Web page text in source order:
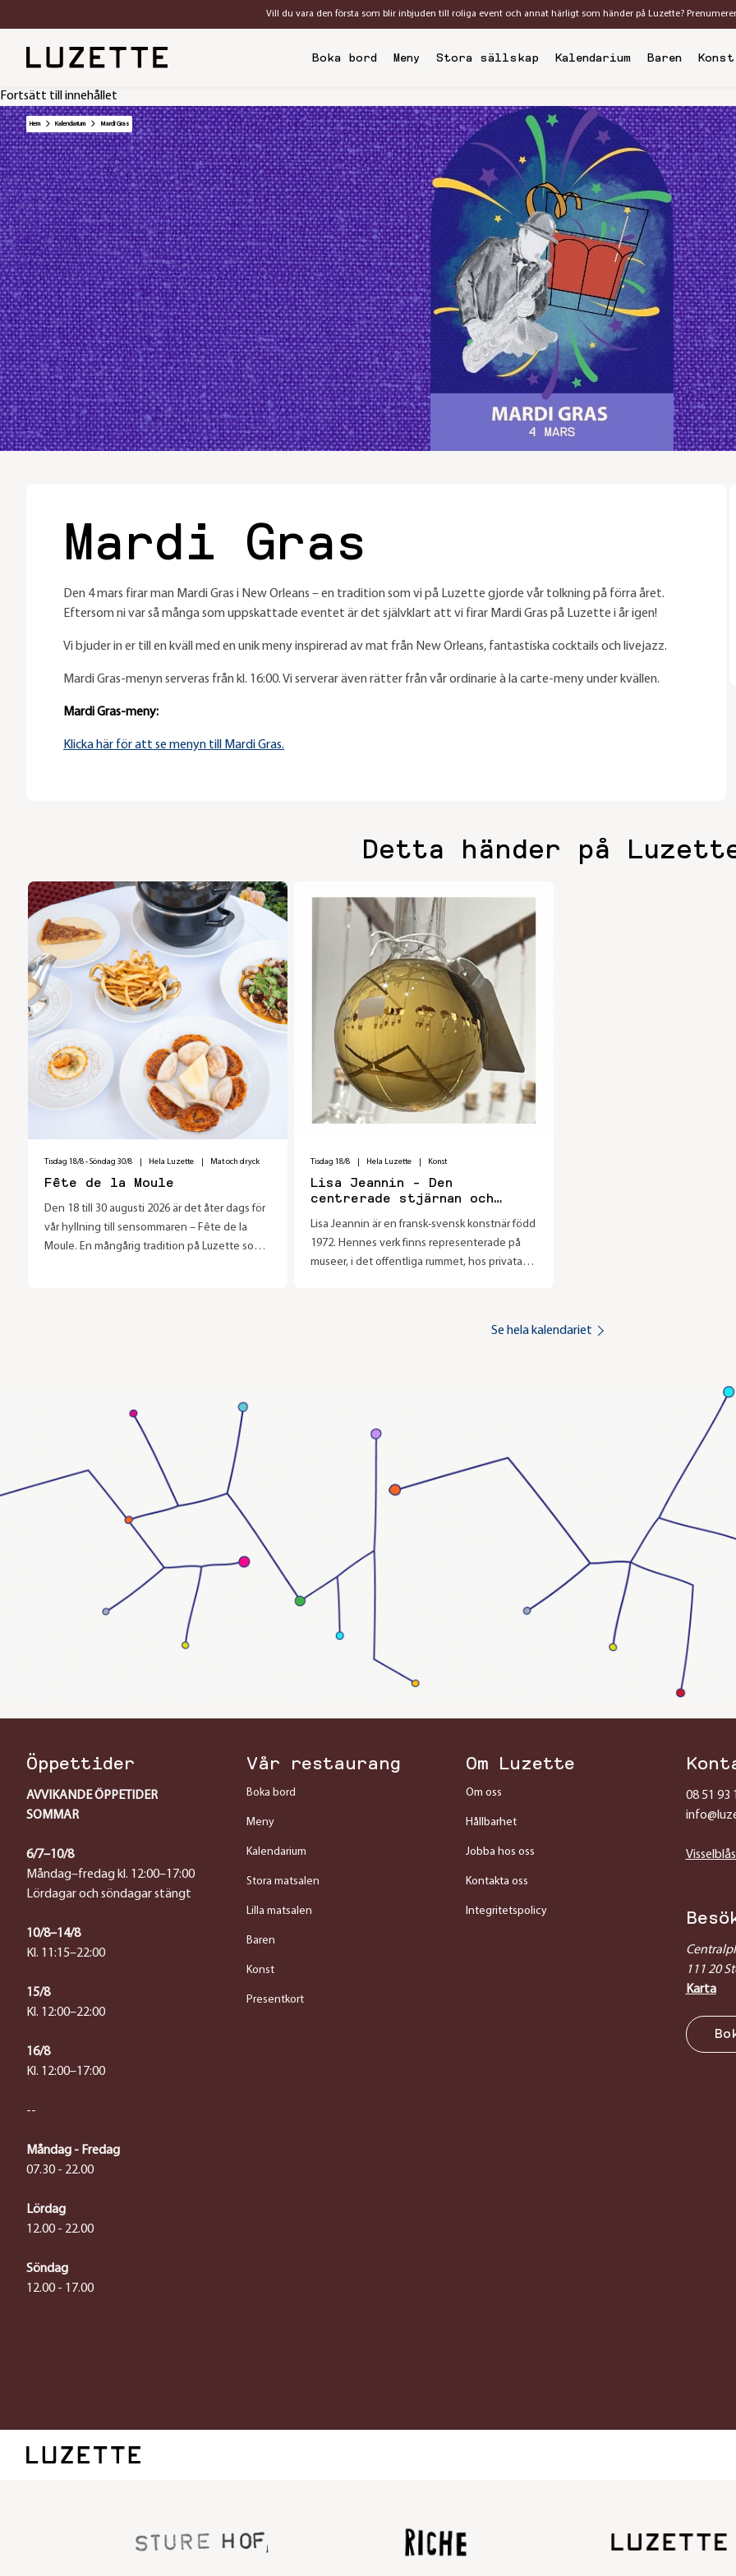
Fortsätt till innehållet
Vill du vara den första som blir inbjuden till roliga event och annat härligt som händer på Luzette?
Boka bord Meny Stora sällskap Kalendarium Baren Konst
Hem Kalendarium Mardi Gras
Mardi Gras
Den 4 mars firar man Mardi Gras i New Orleans – en tradition som vi på Luzette gjorde vår tolkning på förra året.
Eftersom ni var så många som uppskattade eventet är det självklart att vi firar Mardi Gras på Luzette i år igen!
Vi bjuder in er till en kväll med en unik meny inspirerad av mat från New Orleans, fantastiska cocktails och livejazz.
Mardi Gras-menyn serveras från kl. 16:00. Vi serverar även rätter från vår ordinarie à la carte-meny under kvällen.
Mardi Gras-meny:
Klicka här för att se menyn till Mardi Gras.
Detta händer på
Tisdag 18/8-Söndag 30/8 Hela Luzette Mat och dryck
Fête de la Moule
Den 18 till 30 augusti 2026 är det åter dags för
vår hyllning till sensommaren – Fête de la
Moule. En mångårig tradition på Luzette som
Tisdag 18/8 Hela Luzette Konst
Lisa Jeannin - Den
centrerade stjärnan och
Lisa Jeannin är en fransk-svensk konstnär född
1972. Hennes verk finns representerade på
museer, i det offentliga rummet, hos privata
Se hela kalendariet
Öppettider
AVVIKANDE ÖPPETIDER
SOMMAR
6/7–10/8
Måndag–fredag kl. 12:00–17:00
Lördagar och söndagar stängt
10/8–14/8
Kl. 11:15–22:00
15/8
Kl. 12:00–22:00
16/8
Kl. 12:00–17:00
--
Måndag - Fredag
07.30 - 22.00
Lördag
12.00 - 22.00
Söndag
12.00 - 17.00
Vår restaurang
Boka bord
Meny
Kalendarium
Stora matsalen
Lilla matsalen
Baren
Konst
Presentkort
Om Luzette
Om oss
Hållbarhet
Jobba hos oss
Kontakta oss
Integritetspolicy
08 51 93
111 20
Karta